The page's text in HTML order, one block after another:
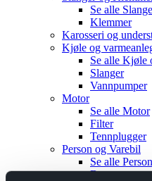
Se alle
Klemmer
Karosseri og
Kjøle og
Se alle Kjøle
Slanger
Vannpumper
Motor
Se alle Motor
Filter
Tennplugger
Person og Varebil
Se alle
Brems